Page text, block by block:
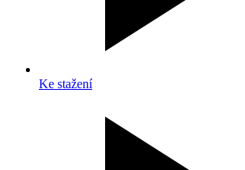
Ke stažení